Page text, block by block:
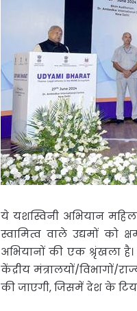
ये यशस्विनी अभियान
स्वामित्व वाले उद्यमों को
अभियानों की एक श्रृंखला है।
केंद्रीय मंत्रालयों/विभागों/
की जाएगी, जिसमें देश के